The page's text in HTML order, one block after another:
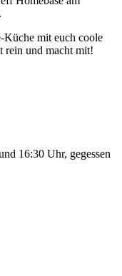
Küche mit euch coole
rein und macht mit!
16:30 Uhr, gegessen